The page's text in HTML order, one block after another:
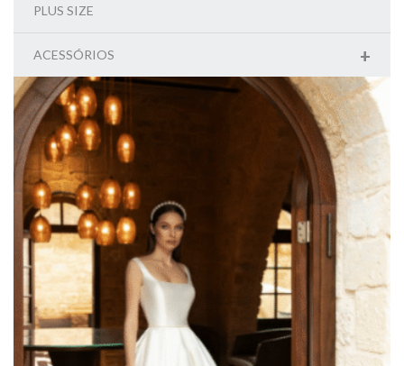
PLUS SIZE
+
ACESSÓRIOS